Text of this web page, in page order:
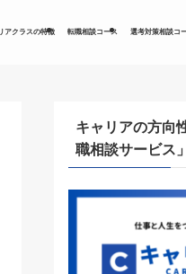
アクラスの特徴 転職相談コース 選考対策相談コ
キャリアの方向
職相談サービス」